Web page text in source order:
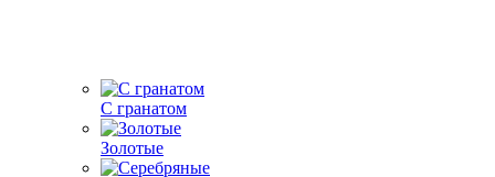
С гранатом
Золотые